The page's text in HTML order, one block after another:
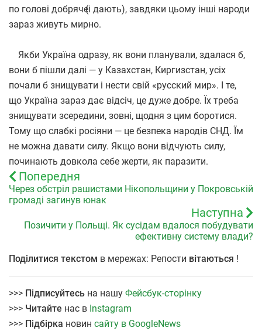
по голові добряче
(і дають), завдяки цьому інші народи
зараз живуть мирно.
Якби Україна одразу, як вони планували, здалася б,
вони б пішли далі — у Казахстан, Киргизстан, усіх
почали б знищувати і нести свій «русский мир». І те,
що Україна зараз дає відсіч, це дуже добре. Їх треба
знищувати зсередини, зовні, щодня з цим боротися.
Тому що слабкі росіяни — це безпека народів СНД. Їм
не можна давати силу. Якщо вони відчують силу,
починають довкола себе жерти, як паразити.
Попередня
Через обстріл рашистами Нікопольщини у Покровській
громаді загинув юнак
Наступна
Позичити у Польщі. Як сусідам вдалося побудувати
ефективну систему влади?
Поділитися текстом в мережах: Репости вітаються !
>>> Підписуйтесь на нашу Фейсбук-сторінку
>>> Читайте нас в Instagram
>>> Підбірка новин сайту в GoogleNews